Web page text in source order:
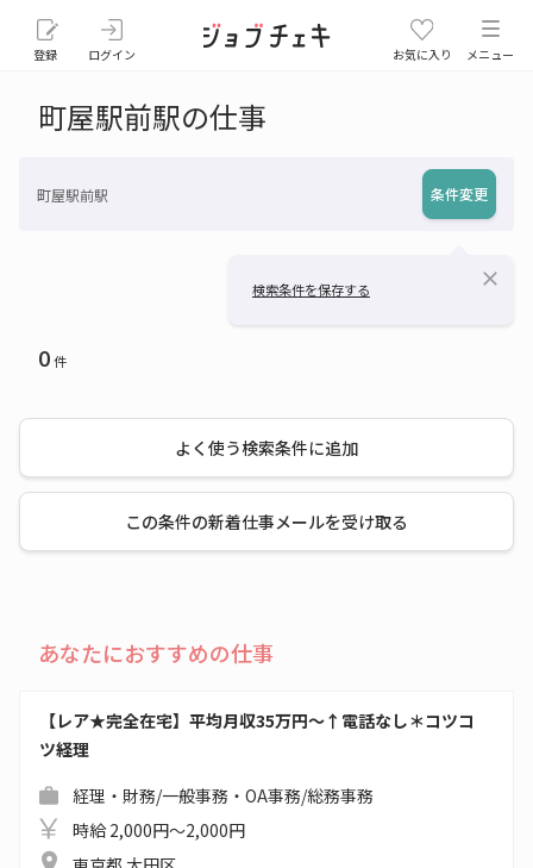
登録 ログイン お気に入り メニュー
町屋駅前駅の仕事
町屋駅前駅 条件変更
検索条件を保存する close
0件
よく使う検索条件に追加
この条件の新着仕事メールを受け取る
あなたにおすすめの仕事
【レア★完全在宅】平均月収35万円～↑電話なし＊コツコ
ツ経理
経理・財務/一般事務・OA事務/総務事務
時給 2,000円～2,000円